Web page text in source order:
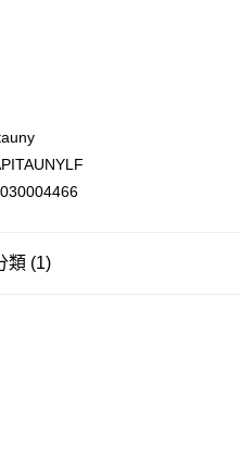
，滿HK$500.00或以上免運費
類 (1)